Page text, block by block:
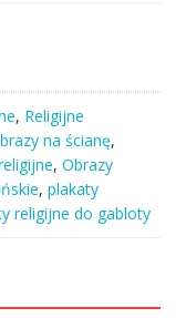
, Religijne
na ścianę,
, Obrazy
, plakaty
religijne do gabloty